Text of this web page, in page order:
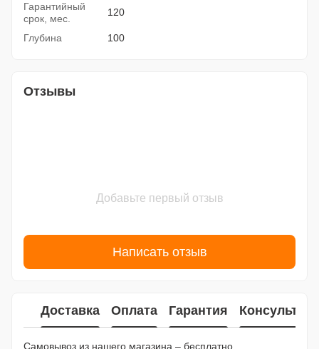
Гарантийный
срок, мес.
120
Глубина 100
Отзывы
Добавьте первый отзыв
Написать отзыв
Доставка Оплата Гарантия
Самовывоз из нашего магазина – бесплатно.